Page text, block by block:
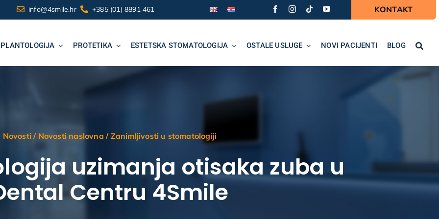
info@4smile.hr +385 (01) 8891 461 KONTAKT
PROTETIKA ESTETSKA STOMATOLOGIJA OSTALE USLUGE NOVI PACIJENTI BLOG
Novosti / Novosti naslovna / Zanimljivosti u stomatologiji
uzimanja otisaka zuba u
Centru 4Smile